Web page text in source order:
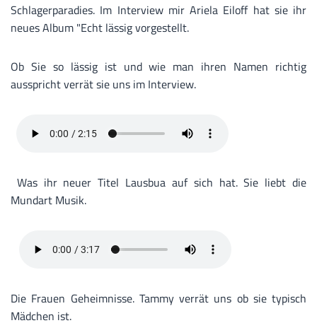
Schlagerparadies. Im Interview mir Ariela Eiloff hat sie ihr
neues Album "Echt lässig vorgestellt.
Ob Sie so lässig ist und wie man ihren Namen richtig
ausspricht verrät sie uns im Interview.
Was ihr neuer Titel Lausbua auf sich hat. Sie liebt die
Mundart Musik.
Die Frauen Geheimnisse. Tammy verrät uns ob sie typisch
Mädchen ist.